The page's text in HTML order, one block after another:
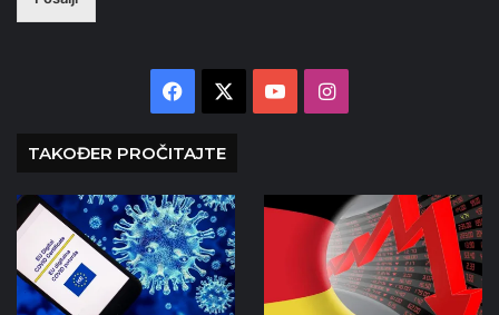
Facebook YouTubeInstagram
TAKOĐER PROČITAJTE